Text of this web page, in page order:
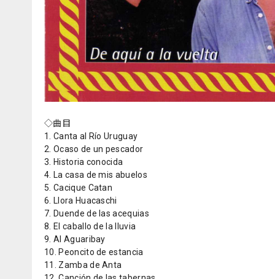
◇曲目
1. Canta al Río Uruguay
2. Ocaso de un pescador
3. Historia conocida
4. La casa de mis abuelos
5. Cacique Catan
6. Llora Huacaschi
7. Duende de las acequias
8. El caballo de la lluvia
9. Al Aguaribay
10. Peoncito de estancia
11. Zamba de Anta